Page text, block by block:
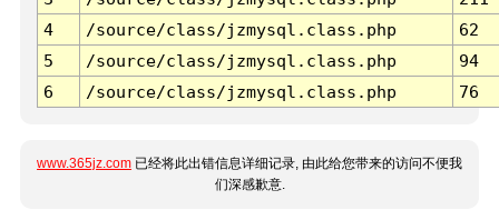
4
/source/class/jzmysql.class.php
62
5
/source/class/jzmysql.class.php
94
6
/source/class/jzmysql.class.php 76
www.365jz.com 已经将此出错信息详细记录, 由此给您带来的访问不便我
们深感歉意.